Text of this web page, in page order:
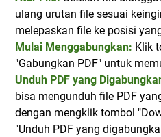
ulang urutan file sesuai
melepaskan file ke posisi
Mulai Menggabungkan: Klik
"Gabungkan PDF" untuk
Unduh PDF yang
bisa mengunduh file PDF
dengan mengklik tombol
"Unduh PDF yang